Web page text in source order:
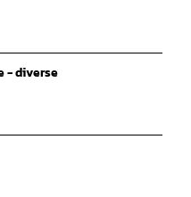
- diverse